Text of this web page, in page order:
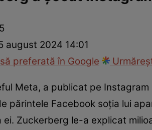
august 2024 14:01
preferată în Google
Meta, a publicat pe
părintele Facebook soția lui
Zuckerberg le-a explicat